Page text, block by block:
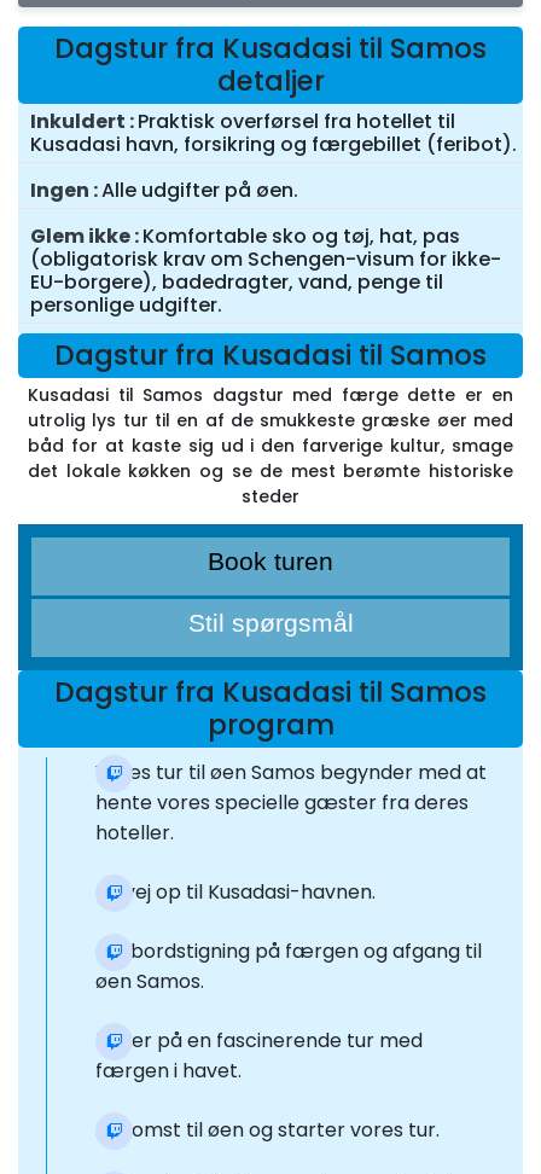
Dagstur fra Kusadasi til Samos
detaljer
Inkuldert Praktisk overførsel fra hotellet til
Kusadasi havn, forsikring og færgebillet (feribot).
Ingen Alle udgifter på øen.
Glem ikke Komfortable sko og tøj, hat, pas
(obligatorisk krav om Schengen-visum for ikke-
EU-borgere), badedragter, vand, penge til
personlige udgifter.
Dagstur fra Kusadasi til Samos
Kusadasi til Samos dagstur med færge dette er en
utrolig lys tur til en af de smukkeste græske øer med
båd for at kaste sig ud i den farverige kultur, smage
det lokale køkken og se de mest berømte historiske
steder
Book turen
Stil spørgsmål
Dagstur fra Kusadasi til Samos
program
Vores tur til øen Samos begynder med at
hente vores specielle gæster fra deres
hoteller.
På vej op til Kusadasi-havnen.
Ombordstigning på færgen og afgang til
øen Samos.
Tager på en fascinerende tur med
færgen i havet.
Ankomst til øen og starter vores tur.